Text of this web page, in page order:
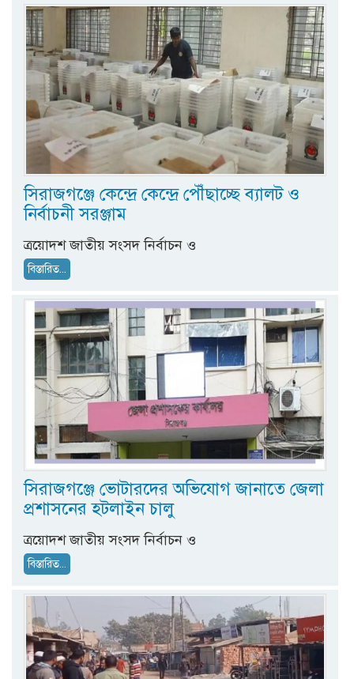
সিরাজগঞ্জে কেন্দ্রে কেন্দ্রে পৌঁছাচ্ছে ব্যালট ও
নির্বাচনী সরঞ্জাম
ত্রয়োদশ জাতীয় সংসদ নির্বাচন ও
বিস্তারিত...
সিরাজগঞ্জে ভোটারদের অভিযোগ জানাতে জেলা
প্রশাসনের হটলাইন চালু
ত্রয়োদশ জাতীয় সংসদ নির্বাচন ও
বিস্তারিত...